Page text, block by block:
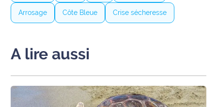
annonceur
Recrutement
Mention
légales
générales
d'utilisation du
Arrosage Côte Bleue Crise sécheresse
A lire aussi